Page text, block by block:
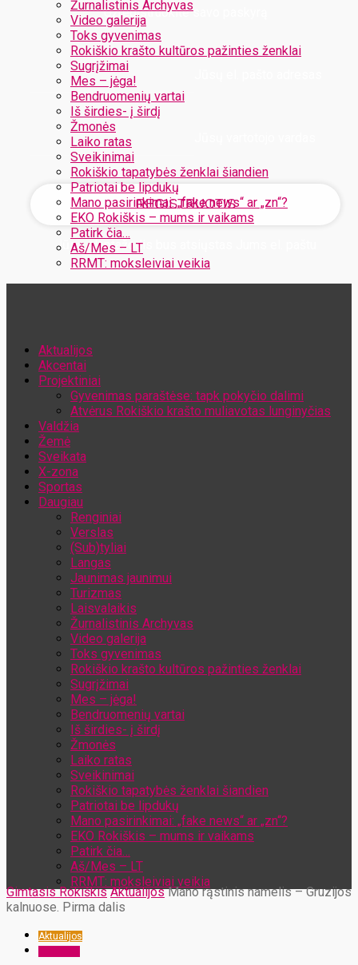
Žurnalistinis Archyvas
Video galerija
Toks gyvenimas
Rokiškio krašto kultūros pažinties ženklai
Sugrįžimai
Mes – jėga!
Bendruomenių vartai
Iš širdies- į širdį
Žmonės
Laiko ratas
Sveikinimai
Rokiškio tapatybės ženklai šiandien
Patriotai be lipdukų
Mano pasirinkimai: „fake news“ ar „zn“?
EKO Rokiškis – mums ir vaikams
Patirk čia…
Aš/Mes – LT
RRMT: moksleiviai veikia
Užregistruokite savo paskyrą
Jūsų slaptažodis bus atsiųstas Jums el. paštu
Aktualijos
Akcentai
Projektiniai
Gyvenimas paraštėse: tapk pokyčio dalimi
Atvėrus Rokiškio krašto muliavotas lunginyčias
Valdžia
Žemė
Sveikata
X-zona
Sportas
Daugiau
Renginiai
Verslas
(Sub)tyliai
Langas
Jaunimas jaunimui
Turizmas
Laisvalaikis
Žurnalistinis Archyvas
Video galerija
Toks gyvenimas
Rokiškio krašto kultūros pažinties ženklai
Sugrįžimai
Mes – jėga!
Bendruomenių vartai
Iš širdies- į širdį
Žmonės
Laiko ratas
Sveikinimai
Rokiškio tapatybės ženklai šiandien
Patriotai be lipdukų
Mano pasirinkimai: „fake news“ ar „zn“?
EKO Rokiškis – mums ir vaikams
Patirk čia…
Aš/Mes – LT
RRMT: moksleiviai veikia
Gimtasis Rokiškis Aktualijos Mano rąstinis namelis – Gruzijos
kalnuose. Pirma dalis
Aktualijos